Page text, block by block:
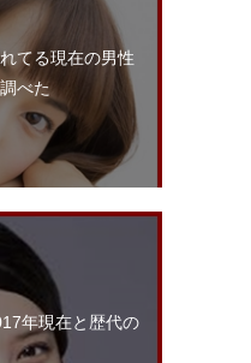
てる現在の男性
べた
年現在と歴代の